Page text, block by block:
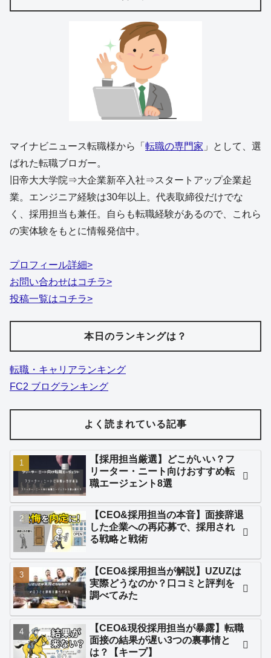
マイナビニュース転職様から「 転職の専門家 」として、選
ばれた転職ブロガー。
旧帝大大学院⇒大企業新卒入社⇒スタートアップ企業起
業。エンジニア経験は30年以上。代表取締役だけでな
く、採用担当も兼任。自らも転職経験があるので、これら
の実体験をもとに情報発信中。
プロフィール詳細>
お問い合わせはコチラ>
投稿一覧はコチラ>
本日のランキングは？
転職・キャリアランキング
FC2 ブログランキング
よく読まれている記事
【採用担当厳選】どこがいい？フ
リーター・ニート向けおすすめ転
職エージェント8選
【CEO&採用担当の本音】面接辞退
した企業への再応募で、採用され
る戦略と戦術
【CEO&採用担当が解説】UZUZは
実際どうなのか？口コミと評判を
調べてみた
【CEO&現役採用担当が暴露】転職
面接の結果が遅い3つの裏事情と
は？【キープ】